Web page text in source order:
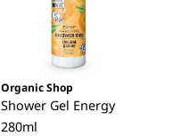
Organic Shop
Shower Gel Energy
280ml